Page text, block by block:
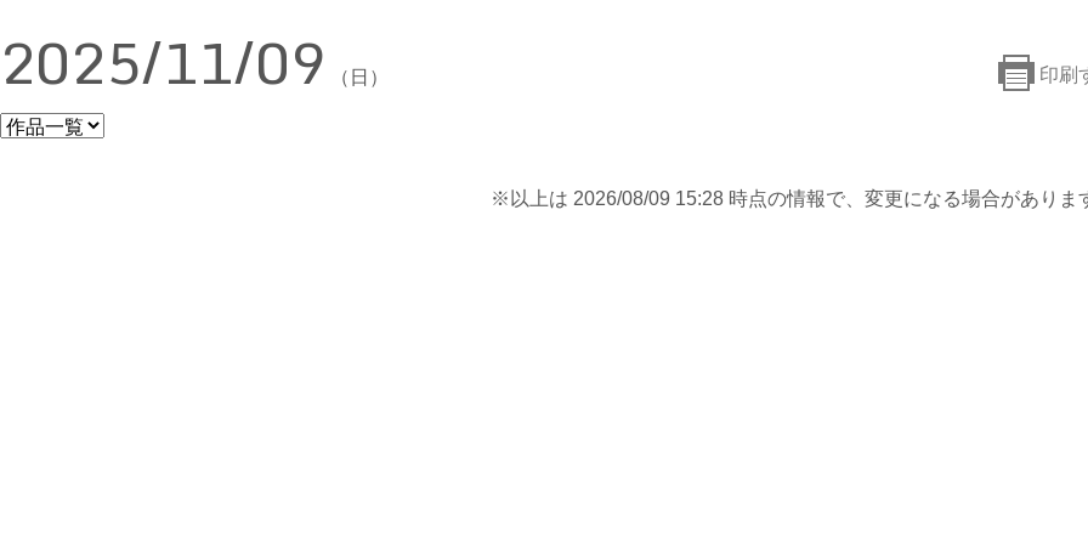
印刷
2025/11/09 （日）
※以上は 2026/08/09 15:28 時点の情報で、変更になる場合がありま